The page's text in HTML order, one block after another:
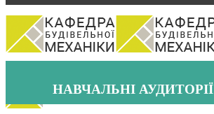
НАВЧАЛЬНІ АУДИТОРІЇ